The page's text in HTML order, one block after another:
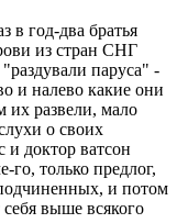
в год-два братья
из стран СНГ
паруса" -
и налево какие они
их развели, мало
о своих
доктор ватсон
го, только предлог,
и потом
выше всякого